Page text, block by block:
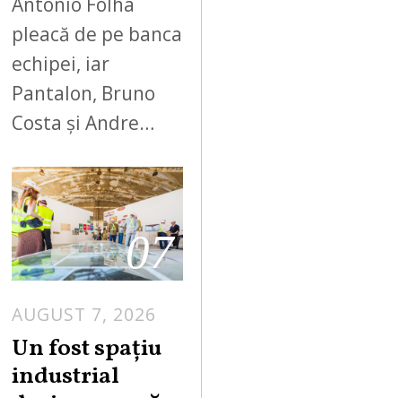
pleacă de pe banca
echipei, iar
Pantalon, Bruno
Costa și Andre…
07
AUGUST 7, 2026
Un fost spațiu
industrial